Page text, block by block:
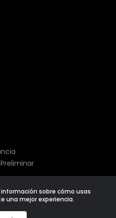
sobre cómo usas
una mejor experiencia.